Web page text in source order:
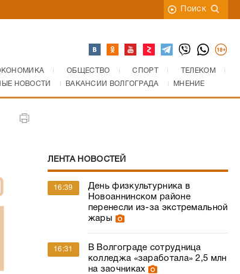
Поиск
ОБЩЕСТВО СПОРТ
ТЕЛЕКОМ
НОВОСТИ ВАКАНСИИ ВОЛГОГРАДА МНЕНИЕ
ЛЕНТА НОВОСТЕЙ
16:39
День физкультурника в
Новоаннинском районе
перенесли из-за экстремальной
жары
16:31
В Волгограде сотрудница
колледжа «заработала» 2,5 млн
на заочниках